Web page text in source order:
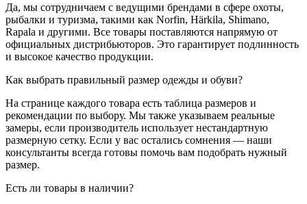
Да, мы сотрудничаем с ведущими брендами в сфере охоты,
рыбалки и туризма, такими как Norfin, Härkila, Shimano,
Rapala и другими. Все товары поставляются напрямую от
официальных дистрибьюторов. Это гарантирует подлинность
и высокое качество продукции.
Как выбрать правильный размер одежды и обуви?
На странице каждого товара есть таблица размеров и
рекомендации по выбору. Мы также указываем реальные
замеры, если производитель использует нестандартную
размерную сетку. Если у вас остались сомнения — наши
консультанты всегда готовы помочь вам подобрать нужный
размер.
Есть ли товары в наличии?